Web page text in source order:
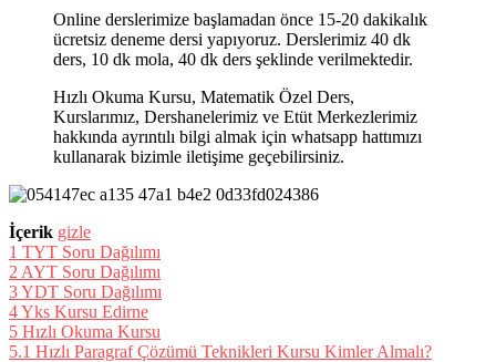
Online derslerimize başlamadan önce 15-20 dakikalık
ücretsiz deneme dersi yapıyoruz. Derslerimiz 40 dk
ders, 10 dk mola, 40 dk ders şeklinde verilmektedir.
Hızlı Okuma Kursu, Matematik Özel Ders,
Kurslarımız, Dershanelerimiz ve Etüt Merkezlerimiz
hakkında ayrıntılı bilgi almak için whatsapp hattımızı
kullanarak bizimle iletişime geçebilirsiniz.
İçerik gizle
1 TYT Soru Dağılımı
2 AYT Soru Dağılımı
3YDT Soru Dağılımı
4Yks Kursu Edirne
5 Hızlı Okuma Kursu
5.1 Hızlı Paragraf Çözümü Teknikleri Kursu Kimler Almalı?